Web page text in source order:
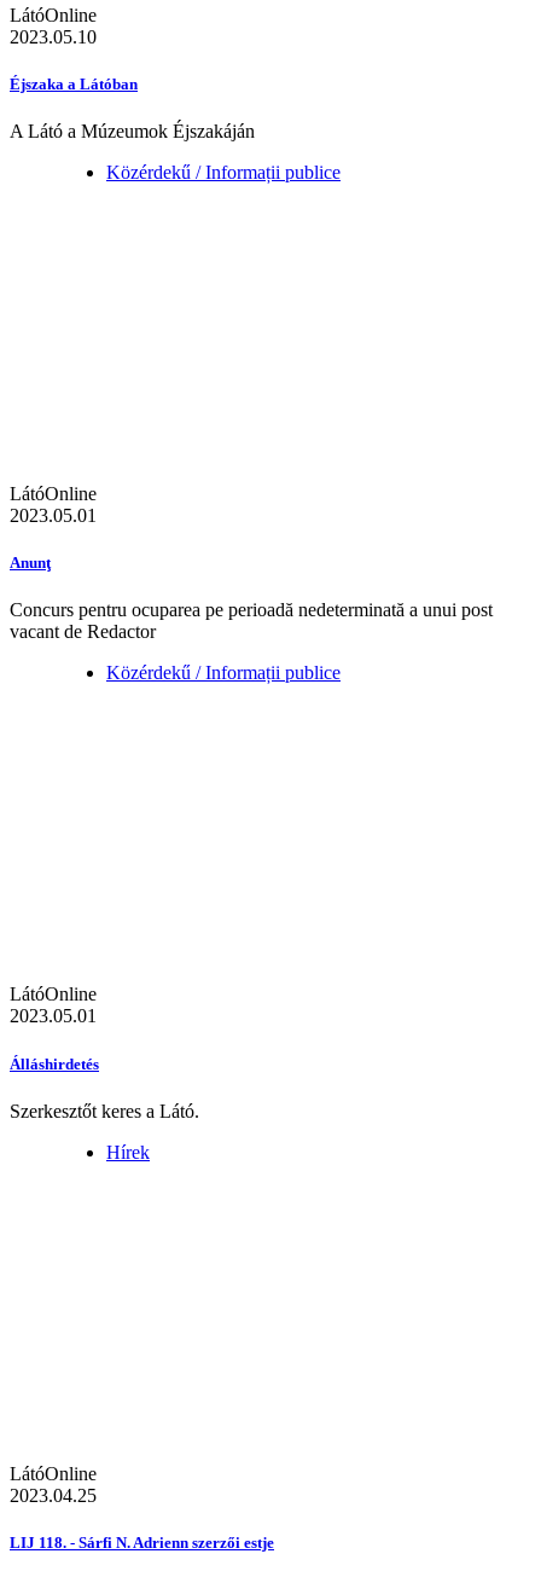
LátóOnline
2023.05.10
Éjszaka a Látóban
A Látó a Múzeumok Éjszakáján
Közérdekű / Informații publice
LátóOnline
2023.05.01
Anunţ
Concurs pentru ocuparea pe perioadă nedeterminată a unui post
vacant de Redactor
Közérdekű / Informații publice
LátóOnline
2023.05.01
Álláshirdetés
Szerkesztőt keres a Látó.
Hírek
LátóOnline
2023.04.25
LIJ 118. - Sárfi N. Adrienn szerzői estje